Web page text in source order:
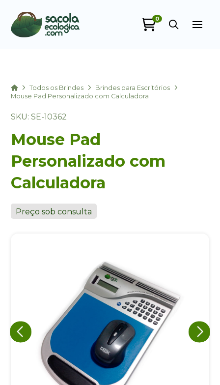
0
HomeTodos os Brindes
Brindes para Escritórios
Mouse Pad Personalizado com Calculadora
SKU: SE-10362
Mouse Pad
Personalizado com
Calculadora
Preço sob consulta
+55
A nossa empresa está comprometida a proteger e respeitar
sua privacidade, utilizaremos seus dados apenas para fins
de marketing. Você pode alterar suas preferências a
qualquer momento.
Iniciar conversa